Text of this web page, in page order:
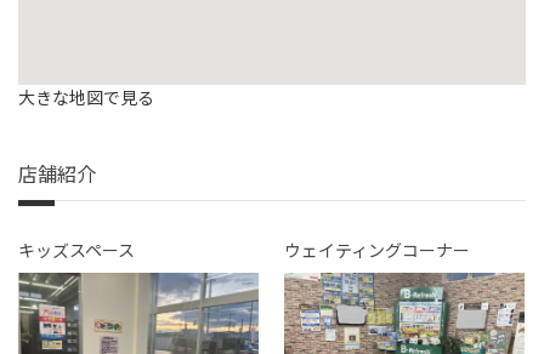
大きな地図で見る
店舗紹介
キッズスペース ウェイティングコーナー